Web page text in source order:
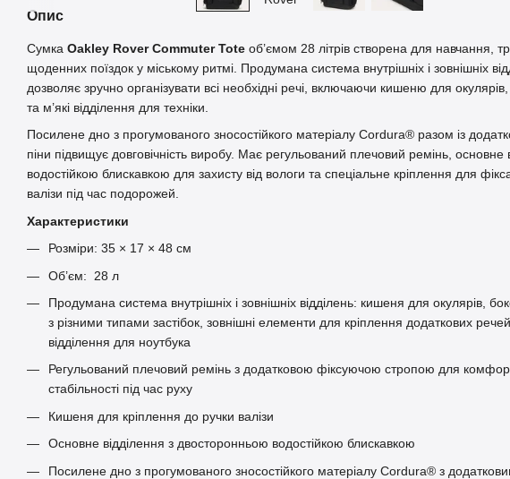
Опис
Сумка Oakley Rover Commuter Tote об’ємом 28 літрів створена для навчання,
щоденних поїздок у міському ритмі. Продумана система внутрішніх і зовнішніх
дозволяє зручно організувати всі необхідні речі, включаючи кишеню для окулярів,
та м’які відділення для техніки.
Посилене дно з прогумованого зносостійкого матеріалу Cordura® разом із
піни підвищує довговічність виробу. Має регульований плечовий ремінь, основне
водостійкою блискавкою для захисту від вологи та спеціальне кріплення для
валізи під час подорожей.
Характеристики
Розміри: 35 × 17 × 48 см
Об’єм: 28 л
Продумана система внутрішніх і зовнішніх відділень: кишеня для окулярів,
з різними типами застібок, зовнішні елементи для кріплення додаткових
відділення для ноутбука
Регульований плечовий ремінь з додатковою фіксуючою стропою для
стабільності під час руху
Кишеня для кріплення до ручки валізи
Основне відділення з двосторонньою водостійкою блискавкою
Посилене дно з прогумованого зносостійкого матеріалу Cordura® з